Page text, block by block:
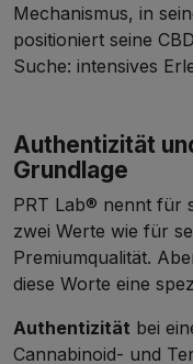
Mechanismus, in
positioniert seine
Suche: intensives
Authentizität
Grundlage
PRT Lab® nennt für
zwei Werte wie für
Premiumqualität.
diese Worte eine
Authentizität bei
Cannabinoid- und